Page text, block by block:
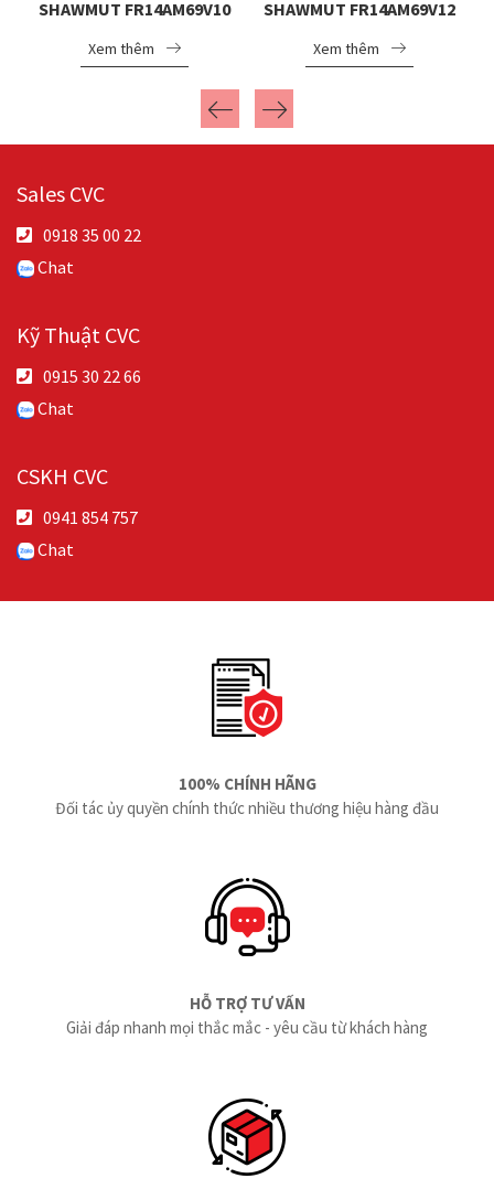
SHAWMUT FR14AM69V10
Xem thêm
SHAWMUT FR14AM69V12
Xem thêm
Sales CVC
0918 35 00 22
Chat
Kỹ Thuật CVC
0915 30 22 66
Chat
CSKH CVC
0941 854 757
Chat
100% CHÍNH HÃNG
Đối tác ủy quyền chính thức nhiều thương hiệu hàng đầu
HỖ TRỢ TƯ VẤN
Giải đáp nhanh mọi thắc mắc - yêu cầu từ khách hàng